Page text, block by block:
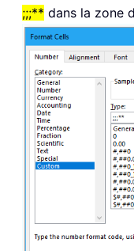
;;;** dans la zone